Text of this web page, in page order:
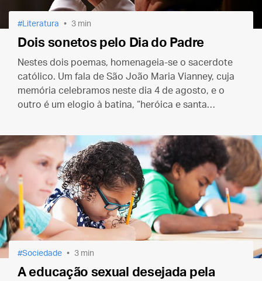
Literatura 3 min
Dois sonetos pelo Dia do Padre
Nestes dois poemas, homenageia-se o sacerdote
católico. Um fala de São João Maria Vianney, cuja
memória celebramos neste dia 4 de agosto, e o
outro é um elogio à batina, “heróica e santa
Sociedade 3 min
A educação sexual desejada pela